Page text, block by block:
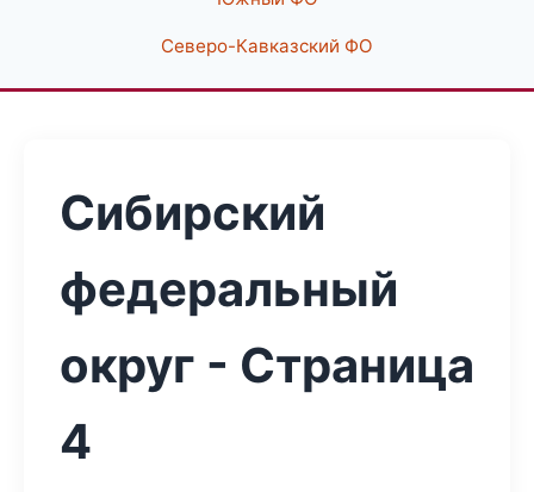
Северо-Кавказский ФО
Сибирский
федеральный
округ - Страница
4